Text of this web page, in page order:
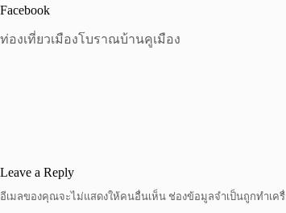
Facebook
ท่องเที่ยวเมืองโบราณบ้านคูเมือง
Leave a Reply
อีเมลของคุณจะไม่แสดงให้คนอื่นเห็น ช่องข้อมูลจำเป็นถูกทำเค